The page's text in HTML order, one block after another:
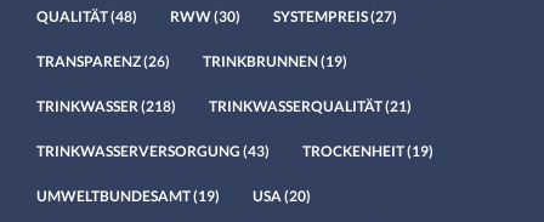
QUALITÄT(48) RWW(30) SYSTEMPREIS(27)
TRANSPARENZ(26) TRINKBRUNNEN(19)
TRINKWASSER(218) TRINKWASSERQUALITÄT(21)
TRINKWASSERVERSORGUNG (43) TROCKENHEIT(19)
UMWELTBUNDESAMT(19) USA(20)